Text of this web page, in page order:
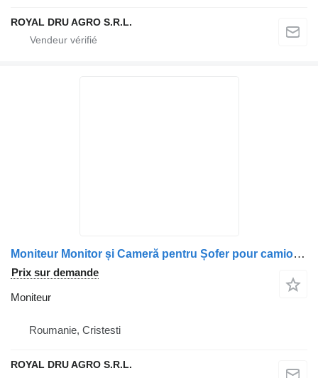
ROYAL DRU AGRO S.R.L.
Moniteur Monitor și Cameră pentru Șofer pour camion Scania cu Cablu de Conectare
Prix sur demande
Moniteur
Roumanie, Cristesti
ROYAL DRU AGRO S.R.L.